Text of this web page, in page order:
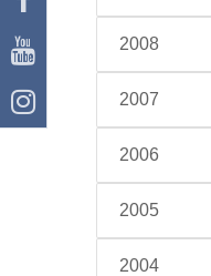
2008
2007
2006
2005
2004